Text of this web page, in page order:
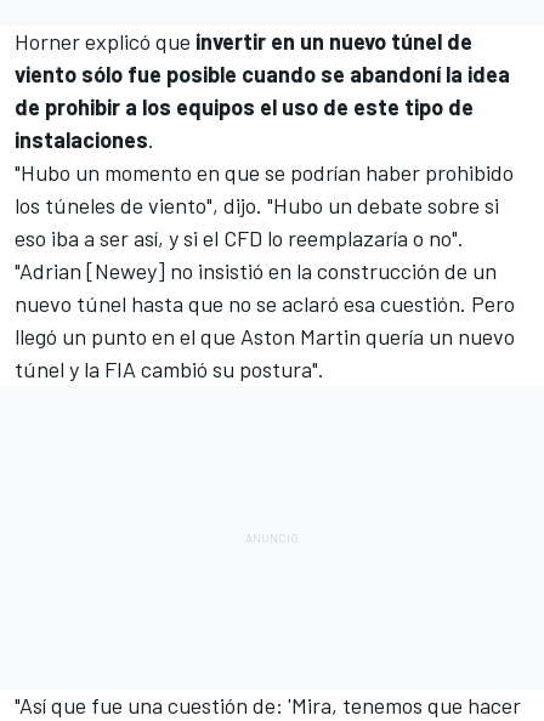
Horner explicó que invertir en un nuevo túnel de
viento sólo fue posible cuando se abandoní la idea
de prohibir a los equipos el uso de este tipo de
instalaciones.
"Hubo un momento en que se podrían haber prohibido
los túneles de viento", dijo. "Hubo un debate sobre si
eso iba a ser así, y si el CFD lo reemplazaría o no".
"Adrian [Newey] no insistió en la construcción de un
nuevo túnel hasta que no se aclaró esa cuestión. Pero
llegó un punto en el que Aston Martin quería un nuevo
túnel y la FIA cambió su postura".
"Así que fue una cuestión de: 'Mira, tenemos que hacer